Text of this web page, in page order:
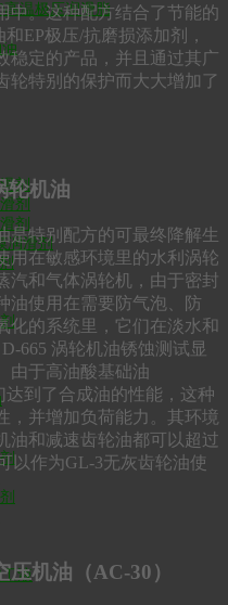
高温极压润滑脂
剂
剂
剂
润滑剂
液
中。这种配方结合了节能的
EP极压/抗磨损添加剂，
稳定的产品，并且通过其广
轮特别的保护而大大增加了
轮机油
是特别配方的可最终降解生
用在敏感环境里的水利涡轮
汽和气体涡轮机，由于密封
油使用在需要防气泡、防
化的系统里，它们在淡水和
665 涡轮机油锈蚀测试显
由于高油酸基础油
达到了合成油的性能，这种
，并增加负荷能力。其环境
油和减速齿轮油都可以超过
以作为GL-3无灰齿轮油使
机油（AC-30）